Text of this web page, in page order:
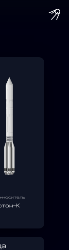
носитель
К